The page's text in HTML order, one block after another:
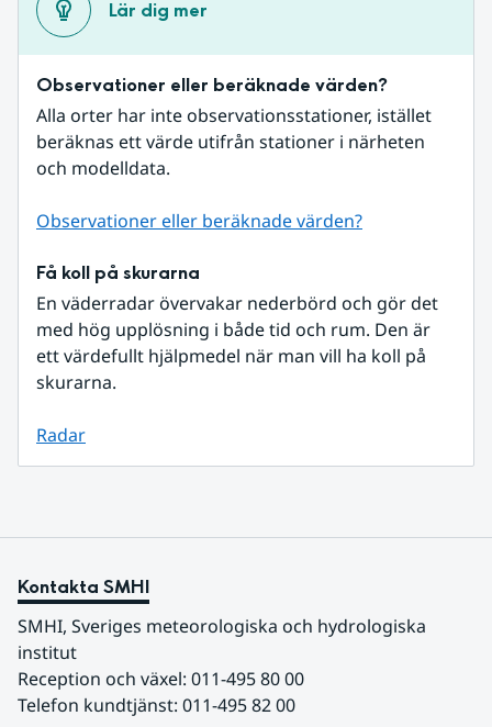
Lär dig mer
Observationer eller beräknade värden?
Alla orter har inte observationsstationer, istället
beräknas ett värde utifrån stationer i närheten
och modelldata.
Observationer eller beräknade värden?
Få koll på skurarna
En väderradar övervakar nederbörd och gör det
med hög upplösning i både tid och rum. Den är
ett värdefullt hjälpmedel när man vill ha koll på
skurarna.
Radar
Kontakta SMHI
SMHI, Sveriges meteorologiska och hydrologiska
institut
Reception och växel: 011-495 80 00
Telefon kundtjänst: 011-495 82 00